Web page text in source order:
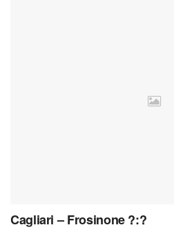
Cagliari – Frosinone ?:?